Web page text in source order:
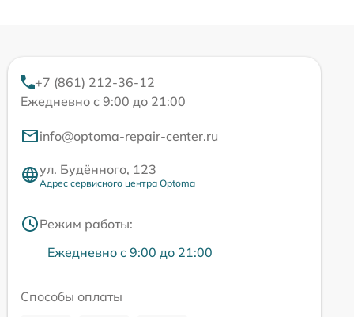
+7 (861) 212-36-12
Ежедневно с 9:00 до 21:00
info@optoma-repair-center.ru
ул. Будённого, 123
Адрес сервисного центра Optoma
Режим работы:
Ежедневно с 9:00 до 21:00
Способы оплаты